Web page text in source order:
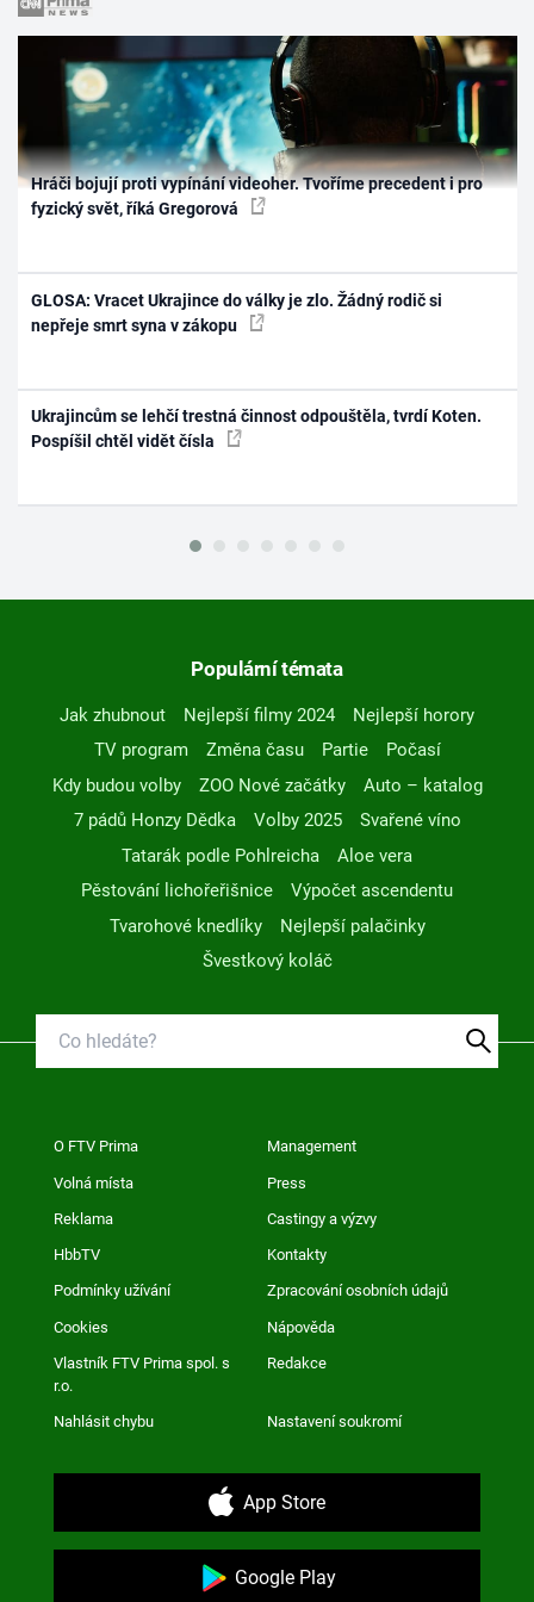
Hráči bojují proti vypínání videoher. Tvoříme precedent i pro
fyzický svět, říká Gregorová
GLOSA: Vracet Ukrajince do války je zlo. Žádný rodič si
nepřeje smrt syna v zákopu
Ukrajincům se lehčí trestná činnost odpouštěla, tvrdí Koten.
Pospíšil chtěl vidět čísla
Populární témata
Jak zhubnout Nejlepší filmy 2024
Nejlepší horory
TV program
Změna času Partie
Počasí
Kdy budou volby
ZOO Nové začátky
Auto – katalog
7 pádů Honzy Dědka
Volby 2025
Svařené víno
Tatarák podle Pohlreicha
Aloe vera
Pěstování lichořeřišnice
Výpočet ascendentu
Tvarohové knedlíky
Nejlepší palačinky
Švestkový koláč
O FTV Prima Management
Volná místa Press
Reklama Castingy a výzvy
HbbTV Kontakty
Podmínky užívání Zpracování osobních údajů
Cookies Nápověda
Vlastník FTV Prima spol. s
r.o.
Redakce
Nahlásit chybu Nastavení soukromí
App Store
Google Play